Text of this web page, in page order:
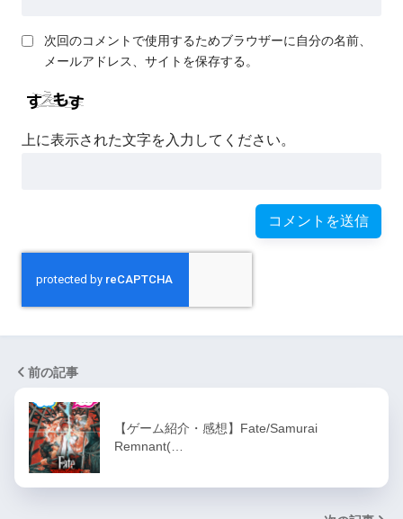
次回のコメントで使用するためブラウザーに自分の名前、
メールアドレス、サイトを保存する。
上に表示された文字を入力してください。
前の記事
【ゲーム紹介・感想】Fate/Samurai
Remnant(…